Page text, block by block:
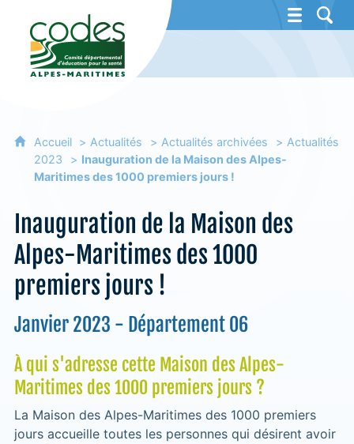
CoDES 06 - Comité départemental
Accueil Actualités Actualités archivées
Actualités
2023
Inauguration de la Maison des Alpes-
Maritimes des 1000 premiers jours !
Inauguration de la Maison des
Alpes-Maritimes des 1000
premiers jours !
Janvier 2023 - Département 06
À qui s'adresse cette Maison des Alpes-
Maritimes des 1000 premiers jours ?
La Maison des Alpes-Maritimes des 1000 premiers
jours accueille toutes les personnes qui désirent avoir